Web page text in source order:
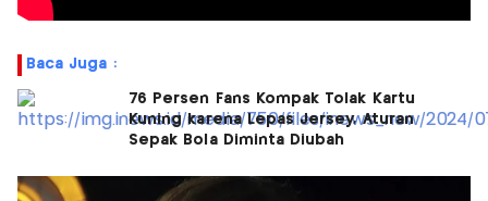
Baca Juga :
76 Persen Fans Kompak Tolak Kartu
Kuning karena Lepas Jersey, Aturan
Sepak Bola Diminta Diubah